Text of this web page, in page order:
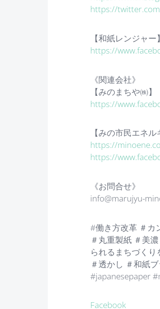
https://
【和紙レンジャー】
https://
《関連会社》
【みのまちや㈱】
https://
【みの市民エネル
https://
https://
《お問合せ》
info@marujyu-
#働き方改革 ＃カ
＃丸重製紙 ＃美
られるまちづく
＃透かし ＃和紙
#japanesepaper
Facebook